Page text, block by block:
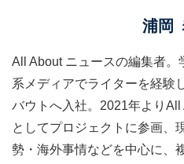
浦岡
All About ニュースの編集者
系メディアでライターを経験
バウトへ入社。2021年より
としてプロジェクトに参画、
勢・海外事情などを中心に、